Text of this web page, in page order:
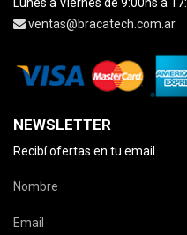
ventas@bracatech.com.ar
NEWSLETTER
Recibí ofertas en tu email